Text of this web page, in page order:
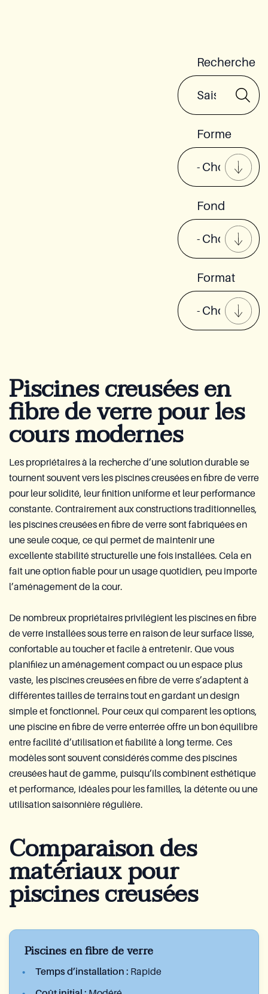
Recherche
Forme
Fond
Format
Piscines creusées en
fibre de verre pour les
cours modernes
Les propriétaires à la recherche d’une solution durable se
tournent souvent vers les piscines creusées en fibre de verre
pour leur solidité, leur finition uniforme et leur performance
constante. Contrairement aux constructions traditionnelles,
les piscines creusées en fibre de verre sont fabriquées en
une seule coque, ce qui permet de maintenir une
excellente stabilité structurelle une fois installées. Cela en
fait une option fiable pour un usage quotidien, peu importe
l’aménagement de la cour.
De nombreux propriétaires privilégient les piscines en fibre
de verre installées sous terre en raison de leur surface lisse,
confortable au toucher et facile à entretenir. Que vous
planifiiez un aménagement compact ou un espace plus
vaste, les piscines creusées en fibre de verre s’adaptent à
différentes tailles de terrains tout en gardant un design
simple et fonctionnel. Pour ceux qui comparent les options,
une piscine en fibre de verre enterrée offre un bon équilibre
entre facilité d’utilisation et fiabilité à long terme. Ces
modèles sont souvent considérés comme des piscines
creusées haut de gamme, puisqu’ils combinent esthétique
et performance, idéales pour les familles, la détente ou une
utilisation saisonnière régulière.
Comparaison des
matériaux pour
piscines creusées
Piscines en fibre de verre
Temps d’installation : Rapide